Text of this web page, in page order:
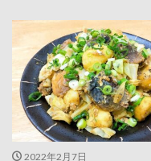
2022年2月7日